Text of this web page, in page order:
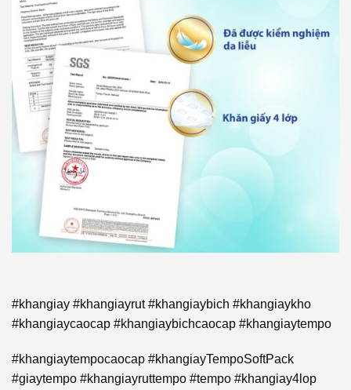
#khangiay #khangiayrut #khangiaybich #khangiaykho
#khangiaycaocap #khangiaybichcaocap #khangiaytempo
#khangiaytempocaocap #khangiayTempoSoftPack
#giaytempo #khangiayruttempo #tempo #khangiay4lop